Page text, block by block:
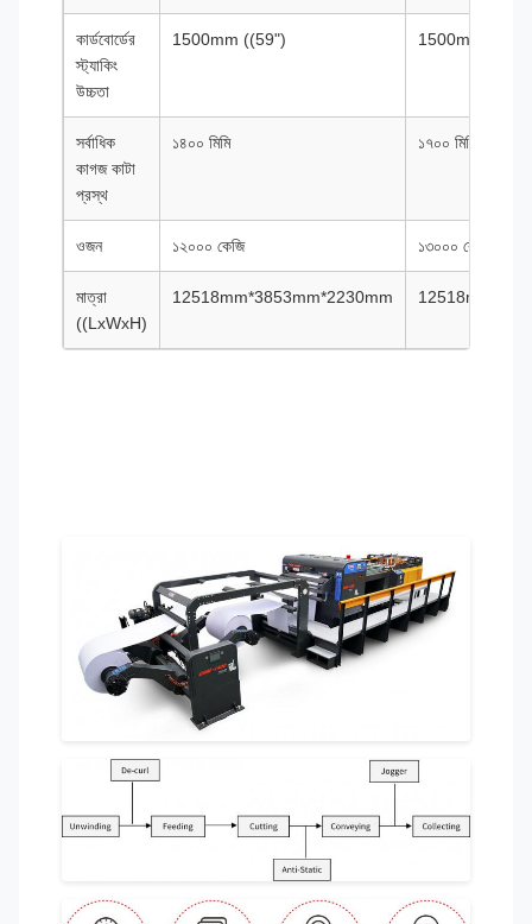
কার্ডবোর্ডের
স্ট্যাকিং
উচ্চতা
1500mm ((59") 1500mm ((59")
সর্বাধিক
কাগজ কাটা
প্রস্থ
১৪০০ মিমি ১৭০০ মিমি
ওজন ১২০০০ কেজি ১৩০০০ কেজি
মাত্রা
((LxWxH)
12518mm*3853mm*2230mm